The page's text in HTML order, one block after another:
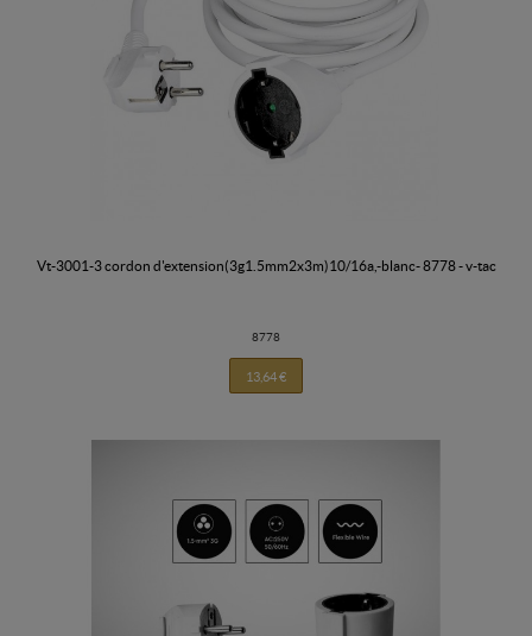
vt-3001-3 cordon d'extension(3g1.5mm2x3m)10/16a,-blanc- 8778 - v-tac
8778
13,64 €